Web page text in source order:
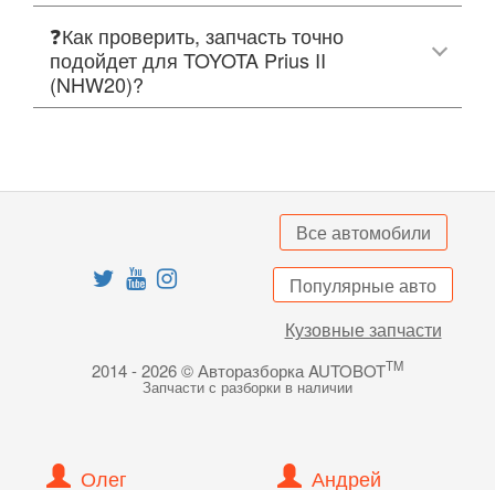
❓Как проверить, запчасть точно
подойдет для TOYOTA Prius II
(NHW20)?
Все автомобили
Популярные авто
Кузовные запчасти
2014 - 2026 © Авторазборка AUTOBOTTM
Запчасти с разборки в наличии
Олег Андрей